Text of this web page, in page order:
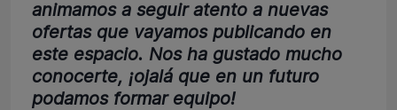
animamos a seguir atento a nuevas
ofertas que vayamos publicando en
este espacio. Nos ha gustado mucho
conocerte, ¡ojalá que en un futuro
podamos formar equipo!